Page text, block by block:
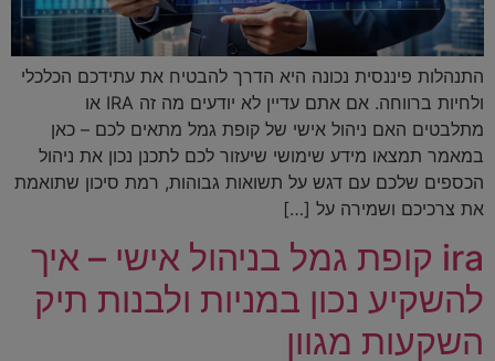
התנהלות פיננסית נכונה היא הדרך להבטיח את עתידכם הכלכלי
ולחיות ברווחה. אם אתם עדיין לא יודעים מה זה IRA או
מתלבטים האם ניהול אישי של קופת גמל מתאים לכם – כאן
במאמר תמצאו מידע שימושי שיעזור לכם לתכנן נכון את ניהול
הכספים שלכם עם דגש על תשואות גבוהות, רמת סיכון שתואמת
את צרכיכם ושמירה על […]
ira קופת גמל בניהול אישי – איך
להשקיע נכון במניות ולבנות תיק
השקעות מגוון